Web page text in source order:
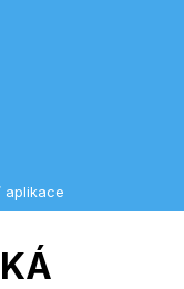
aplikace